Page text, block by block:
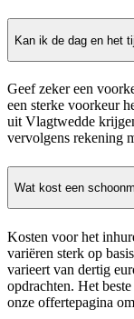
Kan ik de dag en het
Geef zeker een
een sterke voorkeur
uit Vlagtwedde
vervolgens rekening
Wat kost een
Kosten voor het
variëren sterk op
varieert van dertig
opdrachten. Het
onze offertepagina